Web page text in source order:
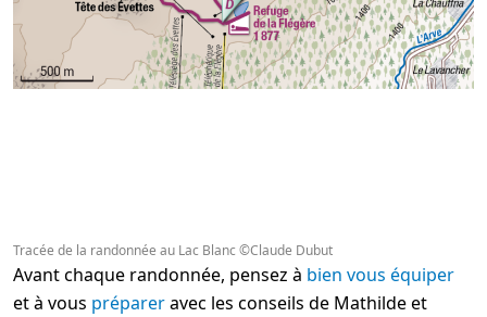
Tracée de la randonnée au Lac Blanc ©Claude Dubut
Avant chaque randonnée, pensez à bien vous équiper
et à vous prépareravec les conseils de Mathilde et